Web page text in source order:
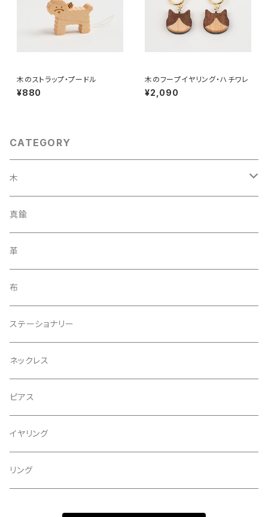
木のストラップ・プードル
¥880
木のフープイヤリング・ハチワレ
¥2,090
CATEGORY
木
ストラップ
ブローチ
アクセサリー
ヘアゴム
真鍮
革
布
ステーショナリー
ネックレス
ピアス
イヤリング
リング